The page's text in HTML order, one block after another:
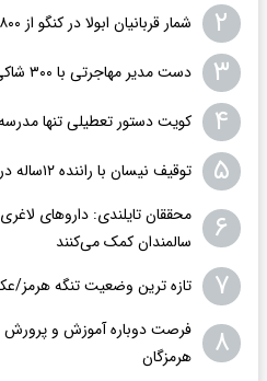
۲ شمار قربانیان ابولا در کنگو از ۱۸۰۰ نفر گذشت
۳ دست مدیر مهاجرتی با ۳۰۰ شاکی رو شد
۴ کویت دستور تعطیلی تنها مدرسه
۵ توقیف نیسان با راننده ۱۲ساله در قزوین
۶
سالمندان کمک می‌کنند
۷ تازه ترین وضعیت تنگه
۸
فرصت دوباره آموزش و پرورش
هرمزگان